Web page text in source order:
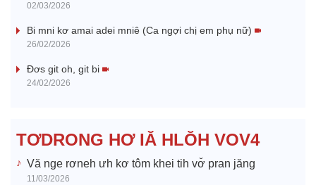
V
e
o
02/03/2026
Bi mni kơ amai adei mniê (Ca ngợi chị em phụ nữ)
26/02/2026
Đơs git oh, git bi
24/02/2026
TƠDRONG HƠ IĂ HLŎH VOV4
Vă nge rơneh ưh kơ tôm khei tih vơ̆ pran jăng
11/03/2026